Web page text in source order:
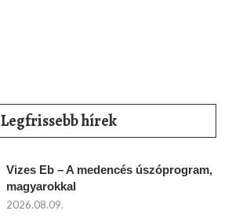
Legfrissebb hírek
Vizes Eb – A medencés úszóprogram,
magyarokkal
2026.08.09.